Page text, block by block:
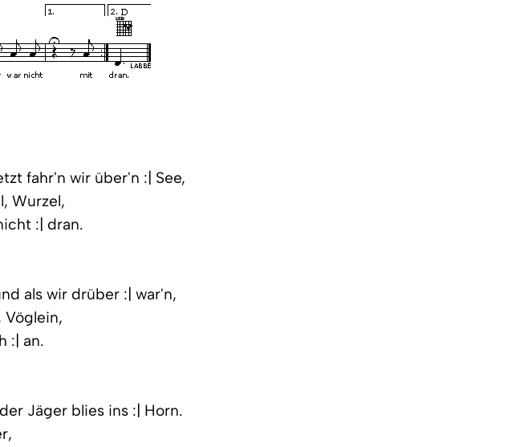
fahr'n wir über'n :| See,
Wurzel,
:| dran.
als wir drüber :| war'n,
Vöglein,
:| an.
Jäger blies ins :| Horn.